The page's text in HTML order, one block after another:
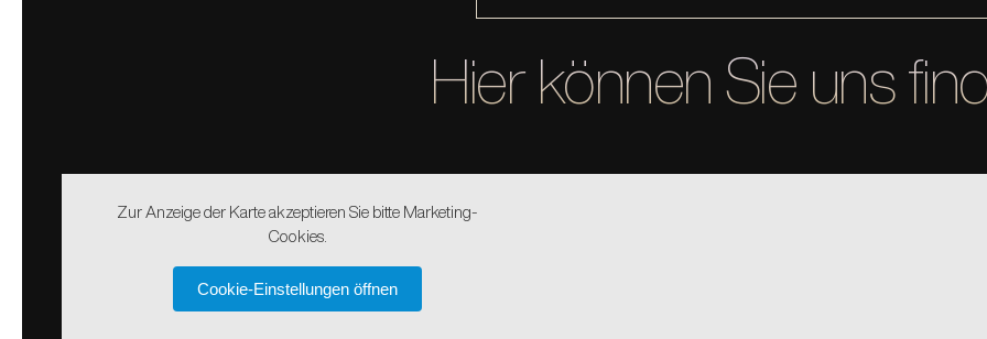
Hier können Sie uns
Zur Anzeige der Karte akzeptieren Sie bitte Marketing-
Cookies.
Cookie-Einstellungen öffnen